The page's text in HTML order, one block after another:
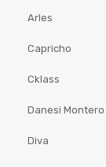
Arles
Capricho
Cklass
Danesi Montero
Diva